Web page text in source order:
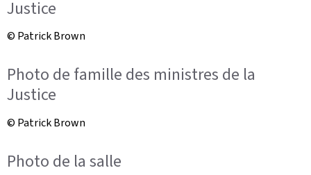
Justice
© Patrick Brown
Photo de famille des ministres de la
Justice
© Patrick Brown
Photo de la salle